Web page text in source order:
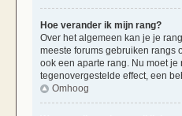
Hoe verander ik mijn rang?
Over het algemeen kan je je
meeste forums gebruiken rangs
ook een aparte rang. Nu moet
tegenovergestelde effect, een
Omhoog